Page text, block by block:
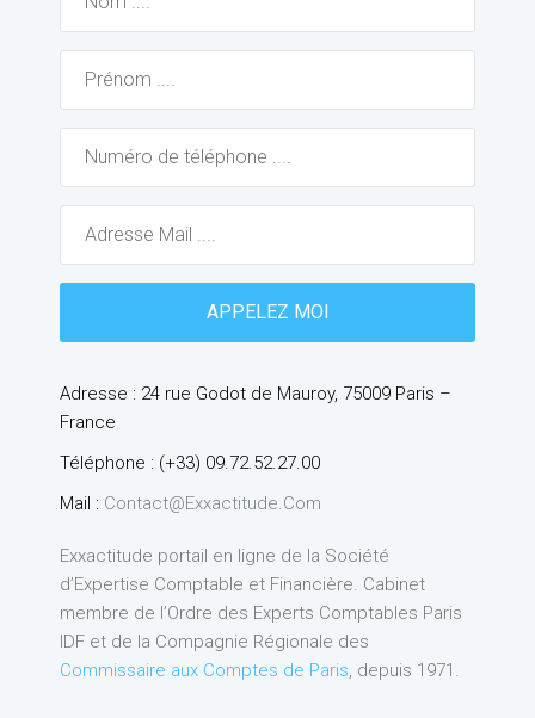
Adresse : 24 rue Godot de Mauroy, 75009 Paris –
France
Téléphone : (+33) 09.72.52.27.00
Mail : Contact@exxactitude.com
Exxactitude portail en ligne de la Société
d’Expertise Comptable et Financière. Cabinet
membre de l’Ordre des Experts Comptables Paris
IDF et de la Compagnie Régionale des
Commissaire aux Comptes de Paris, depuis 1971.